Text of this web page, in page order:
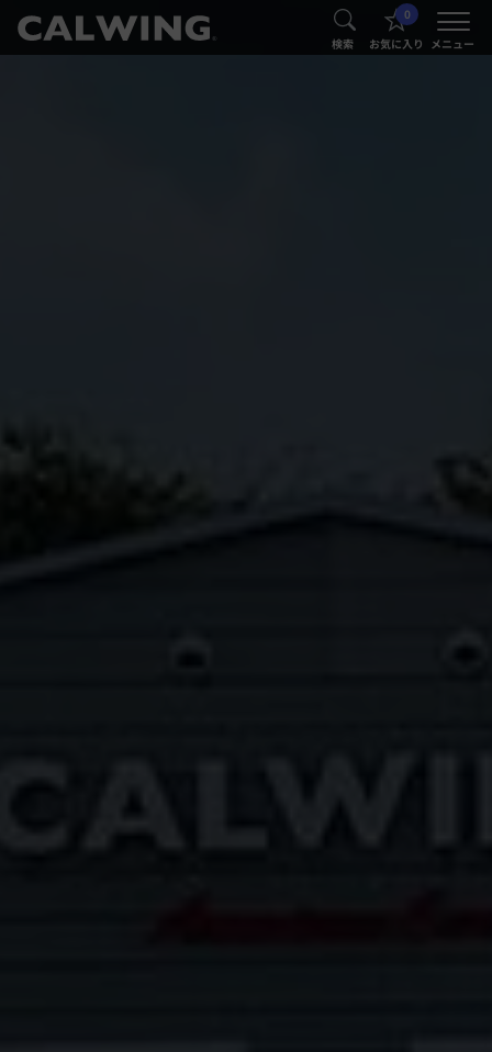
® 検索
0
お気に入り メニュー
®